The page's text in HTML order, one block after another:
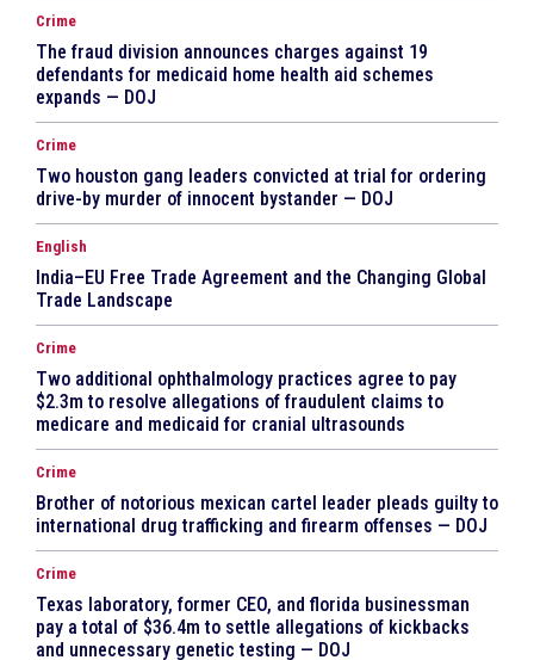
Crime
The fraud division announces charges against 19
defendants for medicaid home health aid schemes
expands — DOJ
Crime
Two houston gang leaders convicted at trial for ordering
drive-by murder of innocent bystander — DOJ
English
India–EU Free Trade Agreement and the Changing Global
Trade Landscape
Crime
Two additional ophthalmology practices agree to pay
$2.3m to resolve allegations of fraudulent claims to
medicare and medicaid for cranial ultrasounds
Crime
Brother of notorious mexican cartel leader pleads guilty to
international drug trafficking and firearm offenses — DOJ
Crime
Texas laboratory, former CEO, and florida businessman
pay a total of $36.4m to settle allegations of kickbacks
and unnecessary genetic testing — DOJ